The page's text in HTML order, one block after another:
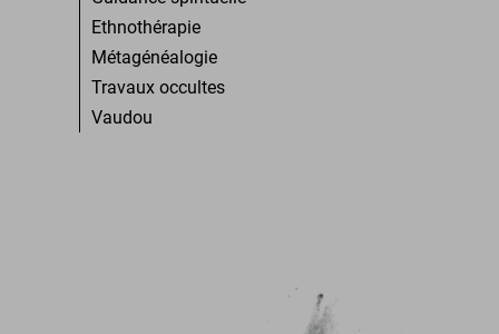
Ethnothérapie
Métagénéalogie
Travaux occultes
Vaudou